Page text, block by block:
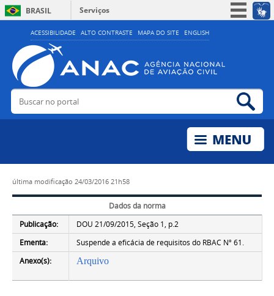
ACESSIBILIDADE ALTO CONTRASTE MAPA DO SITE ENGLISH
BRASIL
Serviços
Simplifique!
Acesso à informação
Legislação
Buscar no portal
última modificação 24/03/2016 21h58
Dados da norma
Publicação:
DOU 21/09/2015, Seção 1, p.2
Ementa:
Suspende a eficácia de requisitos do RBAC Nº 61.
Anexo(s):
Arquivo